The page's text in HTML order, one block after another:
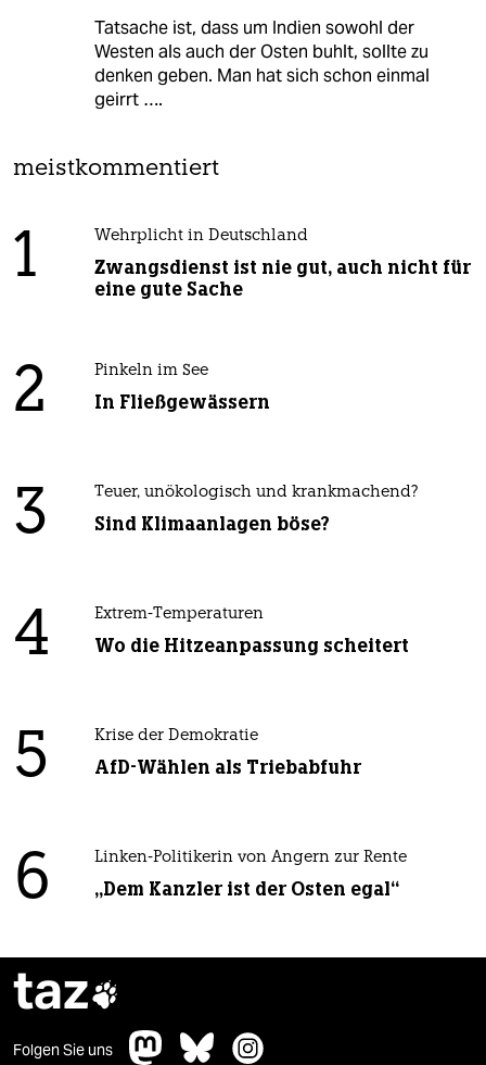
Tatsache ist, dass um Indien sowohl der
Westen als auch der Osten buhlt, sollte zu
denken geben. Man hat sich schon einmal
geirrt ….
meistkommentiert
1 Wehrplicht in Deutschland
Zwangsdienst ist nie gut, auch nicht für
eine gute Sache
2 Pinkeln im See
In Fließgewässern
3 Teuer, unökologisch und krankmachend?
Sind Klimaanlagen böse?
4 Extrem-Temperaturen
Wo die Hitzeanpassung scheitert
5 Krise der Demokratie
AfD-Wählen als Triebabfuhr
6 Linken-Politikerin von Angern zur Rente
„Dem Kanzler ist der Osten egal“
taz
Folgen Sie uns